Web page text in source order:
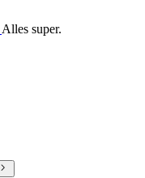
Alles super.